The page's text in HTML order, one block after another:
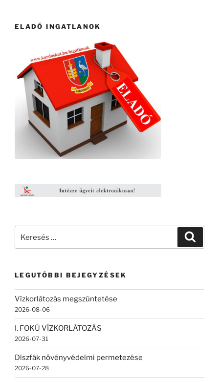
ELADÓ INGATLANOK
LEGUTÓBBI BEJEGYZÉSEK
Vízkorlátozás megszüntetése
2026-08-06
I. FOKÚ VÍZKORLÁTOZÁS
2026-07-31
Díszfák növényvédelmi permetezése
2026-07-28